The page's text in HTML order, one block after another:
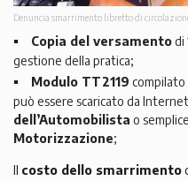
Denuncia smarrimento libretto di
Copia del versamentodi
gestione della pratica;
Modulo TT2119
può essere scaricato da
dell’Automobilista o
Motorizzazione;
Il costo dello smarrimento